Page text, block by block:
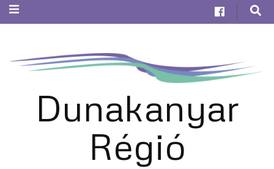
Dunakanyar
Régió